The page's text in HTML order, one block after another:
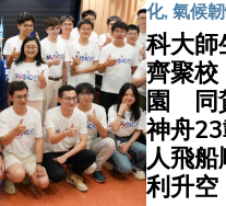
局、香
港國際
創科中
心建
設、粵
港澳大
灣區產
融協
學界一
直面臨
一個關
鍵挑
戰：如
何令特
定離子
化, 氣候
科大師
齊聚校
園 同
神舟
人飛船
利升空